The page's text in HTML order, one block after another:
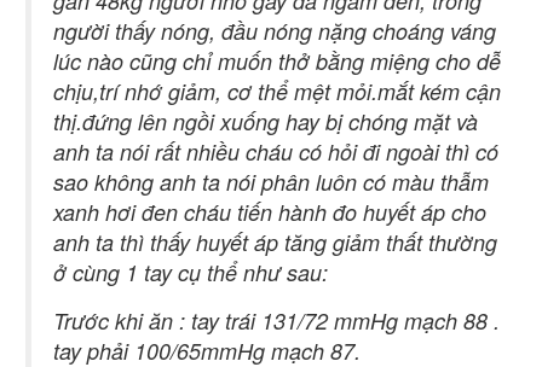
người thấy nóng, đầu nóng nặng choáng váng
lúc nào cũng chỉ muốn thở bằng miệng cho dễ
chịu,trí nhớ giảm, cơ thể mệt mỏi.mắt kém cận
thị.đứng lên ngồi xuống hay bị chóng mặt và
anh ta nói rất nhiều cháu có hỏi đi ngoài thì có
sao không anh ta nói phân luôn có màu thẫm
xanh hơi đen cháu tiến hành đo huyết áp cho
anh ta thì thấy huyết áp tăng giảm thất thường
ở cùng 1 tay cụ thể như sau:
Trước khi ăn : tay trái 131/72 mmHg mạch 88 .
tay phải 100/65mmHg mạch 87.